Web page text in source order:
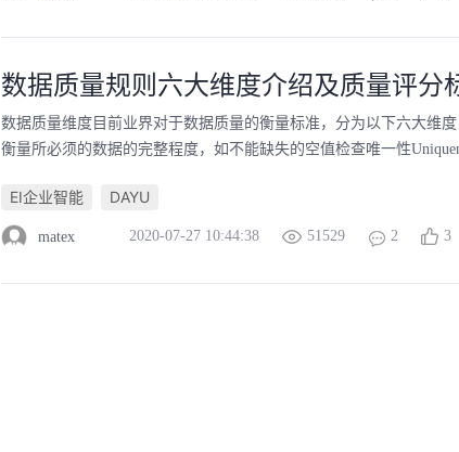
数据质量规则六大维度介绍及质量评分
数据质量维度目前业界对于数据质量的衡量标准，分为以下六大维度
衡量所必须的数据的完整程度，如不能缺失的空值检查唯一性
EI企业智能 DAYU
matex 2020-07-27 10:44:38 51529 2 3